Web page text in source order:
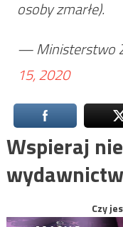
osoby zmarłe).
— Ministerstwo
15, 2020
Wspieraj
Czy